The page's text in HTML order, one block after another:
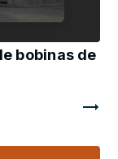
bobinas de